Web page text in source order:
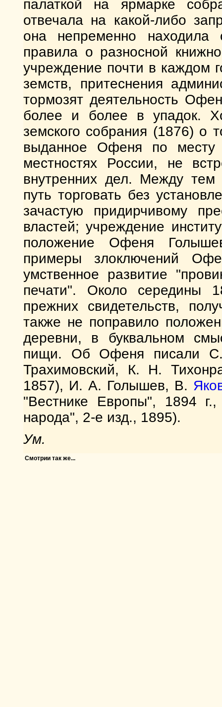
палаткой на ярмарке
отвечала на какой-либо
она непременно находила
правила о разносной
учреждение почти в каждом
земств, притеснения
тормозят деятельность
более и более в упадок.
земского собрания (1876) о
выданное Офеня по месту
местностях России, не
внутренних дел. Между
путь торговать без
зачастую придирчивому
властей; учреждение
положение Офеня
примеры злоключений
умственное развитие
печати". Около середины
прежних свидетельств,
также не поправило
деревни, в буквальном
пищи. Об Офеня писали
Трахимовский, К. Н.
1857), И. А. Голышев, В.
"Вестнике Европы",
народа", 2-е изд., 1895).
Ум.
Смотрии так же...